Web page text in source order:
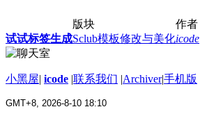
版块 作者
试试标签生成Sclub模板修改与美化icode
小黑屋| icode |联系我们 |Archiver|手机版
GMT+8, 2026-8-10 18:10